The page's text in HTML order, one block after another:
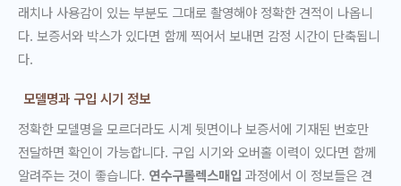
래치나 사용감이 있는 부분도 그대로 촬영해야 정확한 견적이 나옵니
다. 보증서와 박스가 있다면 함께 찍어서 보내면 감정 시간이 단축됩니
다.
모델명과 구입 시기 정보
정확한 모델명을 모르더라도 시계 뒷면이나 보증서에 기재된 번호만
전달하면 확인이 가능합니다. 구입 시기와 오버홀 이력이 있다면 함께
알려주는 것이 좋습니다. 연수구롤렉스매입 과정에서 이 정보들은 견